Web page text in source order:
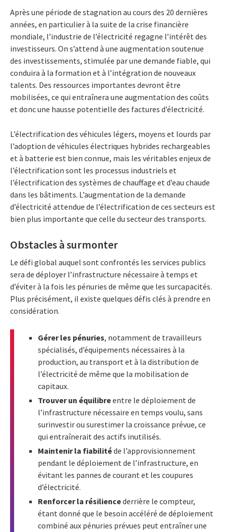
Après une période de stagnation au cours des 20 dernières
années, en particulier à la suite de la crise financière
mondiale, l’industrie de l’électricité regagne l’intérêt des
investisseurs. On s’attend à une augmentation soutenue
des investissements, stimulée par une demande fiable, qui
conduira à la formation et à l’intégration de nouveaux
talents. Des ressources importantes devront être
mobilisées, ce qui entraînera une augmentation des coûts
et donc une hausse potentielle des factures d’électricité.
L’électrification des véhicules légers, moyens et lourds par
l’adoption de véhicules électriques hybrides rechargeables
et à batterie est bien connue, mais les véritables enjeux de
l’électrification sont les processus industriels et
l’électrification des systèmes de chauffage et d’eau chaude
dans les bâtiments. L’augmentation de la demande
d’électricité attendue de l’électrification de ces secteurs est
bien plus importante que celle du secteur des transports.
Obstacles à surmonter
Le défi global auquel sont confrontés les services publics
sera de déployer l’infrastructure nécessaire à temps et
d’éviter à la fois les pénuries de même que les surcapacités.
Plus précisément, il existe quelques défis clés à prendre en
considération.
Gérer les pénuries, notamment de travailleurs
spécialisés, d’équipements nécessaires à la
production, au transport et à la distribution de
l’électricité de même que la mobilisation de
capitaux.
Trouver un équilibreentre le déploiement de
l’infrastructure nécessaire en temps voulu, sans
surinvestir ou surestimer la croissance prévue, ce
qui entraînerait des actifs inutilisés.
Maintenir la fiabilitéde l’approvisionnement
pendant le déploiement de l’infrastructure, en
évitant les pannes de courant et les coupures
d’électricité.
Renforcer la résiliencederrière le compteur,
étant donné que le besoin accéléré de déploiement
combiné aux pénuries prévues peut entraîner une